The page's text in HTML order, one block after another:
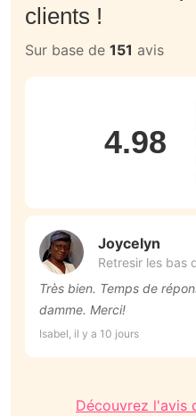
clients !
Sur base de 151 avis
4.98
Joycelyn
Retresir les bas
29 Juillet.
Très bien. Temps de
damme. Merci!
Isabel, il y a 10 jours
Découvrez l'avis